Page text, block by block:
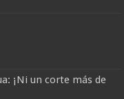
¡Ni un corte más de